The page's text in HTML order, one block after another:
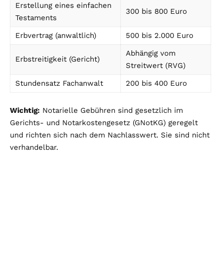
Erstellung eines einfachen
Testaments
300 bis 800 Euro
Erbvertrag (anwaltlich) 500 bis 2.000 Euro
Erbstreitigkeit (Gericht)
Abhängig vom
Streitwert (RVG)
Stundensatz Fachanwalt
200 bis 400 Euro
Wichtig: Notarielle Gebühren sind gesetzlich im
Gerichts- und Notarkostengesetz (GNotKG) geregelt
und richten sich nach dem Nachlasswert. Sie sind nicht
verhandelbar.